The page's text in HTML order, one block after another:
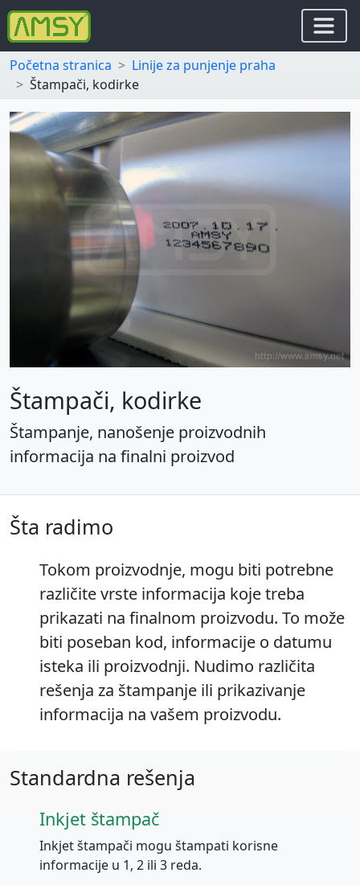
Početna stranica
Linije za punjenje praha
Štampači, kodirke
Štampači, kodirke
Štampanje, nanošenje proizvodnih
informacija na finalni proizvod
Šta radimo
Tokom proizvodnje, mogu biti potrebne
različite vrste informacija koje treba
prikazati na finalnom proizvodu. To može
biti poseban kod, informacije o datumu
isteka ili proizvodnji. Nudimo različita
rešenja za štampanje ili prikazivanje
informacija na vašem proizvodu.
Standardna rešenja
Inkjet štampač
Inkjet štampači mogu štampati korisne
informacije u 1, 2 ili 3 reda.